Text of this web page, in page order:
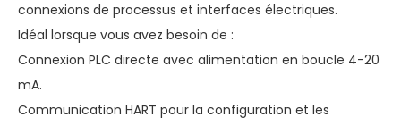
connexions de processus et interfaces électriques.
Idéal lorsque vous avez besoin de :
Connexion PLC directe avec alimentation en boucle 4-20
mA.
Communication HART pour la configuration et les